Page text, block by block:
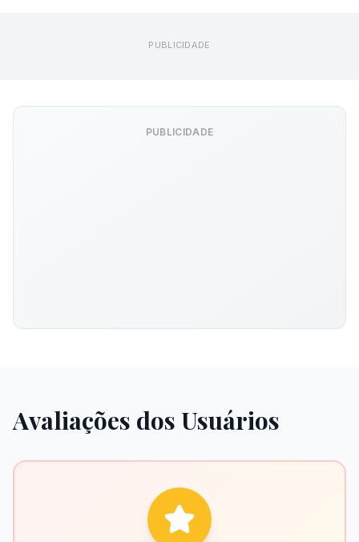
PUBLICIDADE
PUBLICIDADE
Avaliações dos Usuários